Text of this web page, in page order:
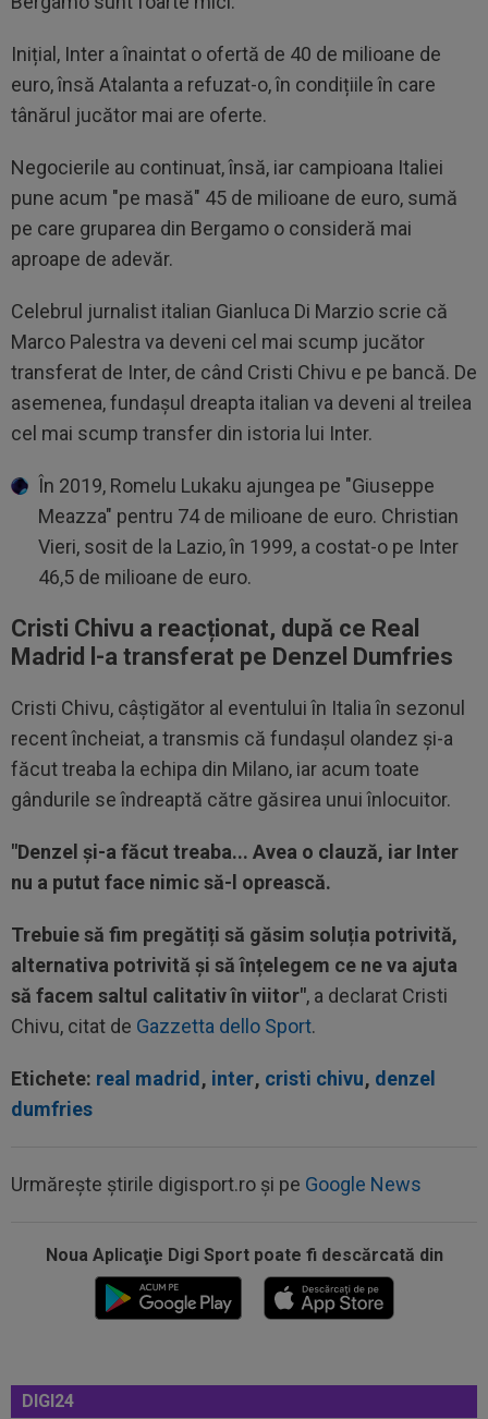
Inițial, Inter a înaintat o ofertă de 40 de milioane de
euro, însă Atalanta a refuzat-o, în condițiile în care
tânărul jucător mai are oferte.
Negocierile au continuat, însă, iar campioana Italiei
pune acum "pe masă" 45 de milioane de euro, sumă
pe care gruparea din Bergamo o consideră mai
aproape de adevăr.
Celebrul jurnalist italian Gianluca Di Marzio scrie că
Marco Palestra va deveni cel mai scump jucător
transferat de Inter, de când Cristi Chivu e pe bancă. De
asemenea, fundașul dreapta italian va deveni al treilea
cel mai scump transfer din istoria lui Inter.
În 2019, Romelu Lukaku ajungea pe "Giuseppe
Meazza" pentru 74 de milioane de euro. Christian
Vieri, sosit de la Lazio, în 1999, a costat-o pe Inter
46,5 de milioane de euro.
Cristi Chivu a reacționat, după ce Real
Madrid l-a transferat pe Denzel Dumfries
Cristi Chivu, câștigător al eventului în Italia în sezonul
recent încheiat, a transmis că fundașul olandez și-a
făcut treaba la echipa din Milano, iar acum toate
gândurile se îndreaptă către găsirea unui înlocuitor.
"Denzel și-a făcut treaba... Avea o clauză, iar Inter
nu a putut face nimic să-l oprească.
Trebuie să fim pregătiți să găsim soluția potrivită,
alternativa potrivită și să înțelegem ce ne va ajuta
să facem saltul calitativ în viitor", a declarat Cristi
Chivu, citat de Gazzetta dello Sport.
Etichete: real madrid , inter, cristi chivu, denzel
dumfries
Urmărește știrile digisport.ro și pe Google News
Noua Aplicaţie Digi Sport poate fi descărcată din
DIGI24
15:35 VIDEO
Chindia Târgoviște - Metaloglobus,
16:30, pe Digi Sport 1. Ultimul meci al...
Ștefania Uță, în finală la Mondialul U20!
15:06
Sepsi - FCSB | LIVE VIDEO, luni, 21:30, DGS 1.
Roș-albaștrii, ”ca acasă” la...